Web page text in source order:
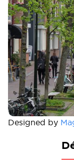
Designed by